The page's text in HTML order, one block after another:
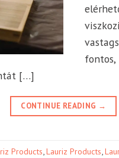
fontos,
[…]
CONTINUE READING →
Products,Lauriz Products,